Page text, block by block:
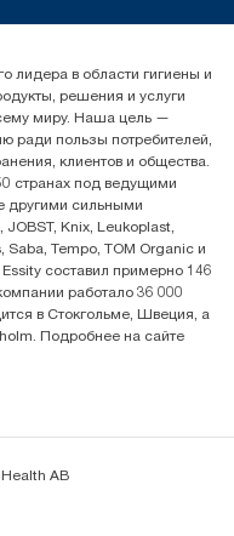
в Казахстане Пр.
лидера в области гигиены и
решения и услуги
миру. Наша цель —
ради пользы потребителей,
клиентов и общества.
странах под ведущими
другими сильными
Knix, Leukoplast,
Tempo, TOM Organic и
составил примерно 146
работало 36 000
в Стокгольме, Швеция, а
Подробнее на сайте
AB